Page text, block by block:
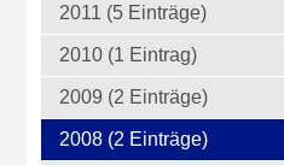
2011 (5 Einträge)
2010 (1 Eintrag)
2009 (2 Einträge)
2008 (2 Einträge)